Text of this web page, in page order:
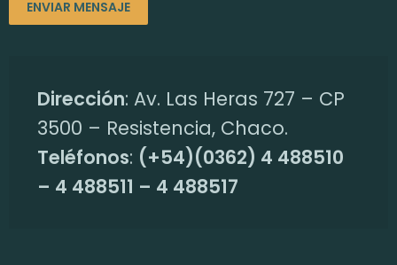
Dirección: Av. Las Heras 727 – CP
3500 – Resistencia, Chaco.
Teléfonos: (+54)(0362) 4 488510
– 4 488511 – 4 488517